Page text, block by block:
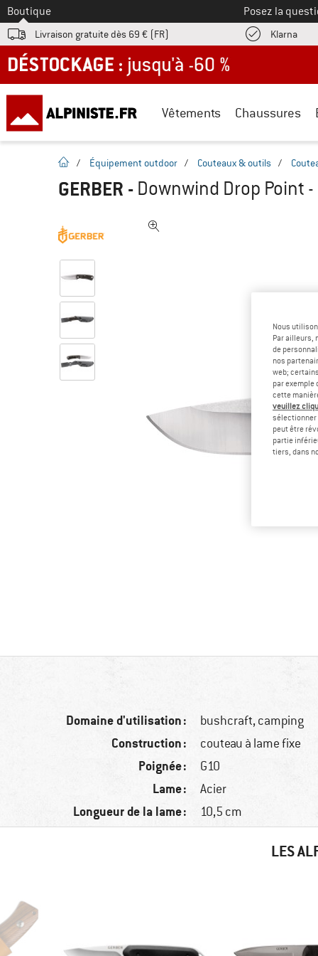
Vers le
Boutique Posez la
Livraison gratuite dès 69 € (FR) Klarna
DÉSTOCKAGE : jusqu'à -60 %
Vêtements Chaussures
Page d'accueil
/ Équipement outdoor / Couteaux & outils /
GERBER - Downwind Drop Point -
Domaine d'utilisation : bushcraft, camping
Construction : couteau à lame fixe
Poignée : G10
Lame : Acier
Longueur de la lame : 10,5 cm
LES
Nous
Par ailleurs,
de
nos
web;
par
cette
veuillez
sélectionner
peut être
partie
tiers, dans